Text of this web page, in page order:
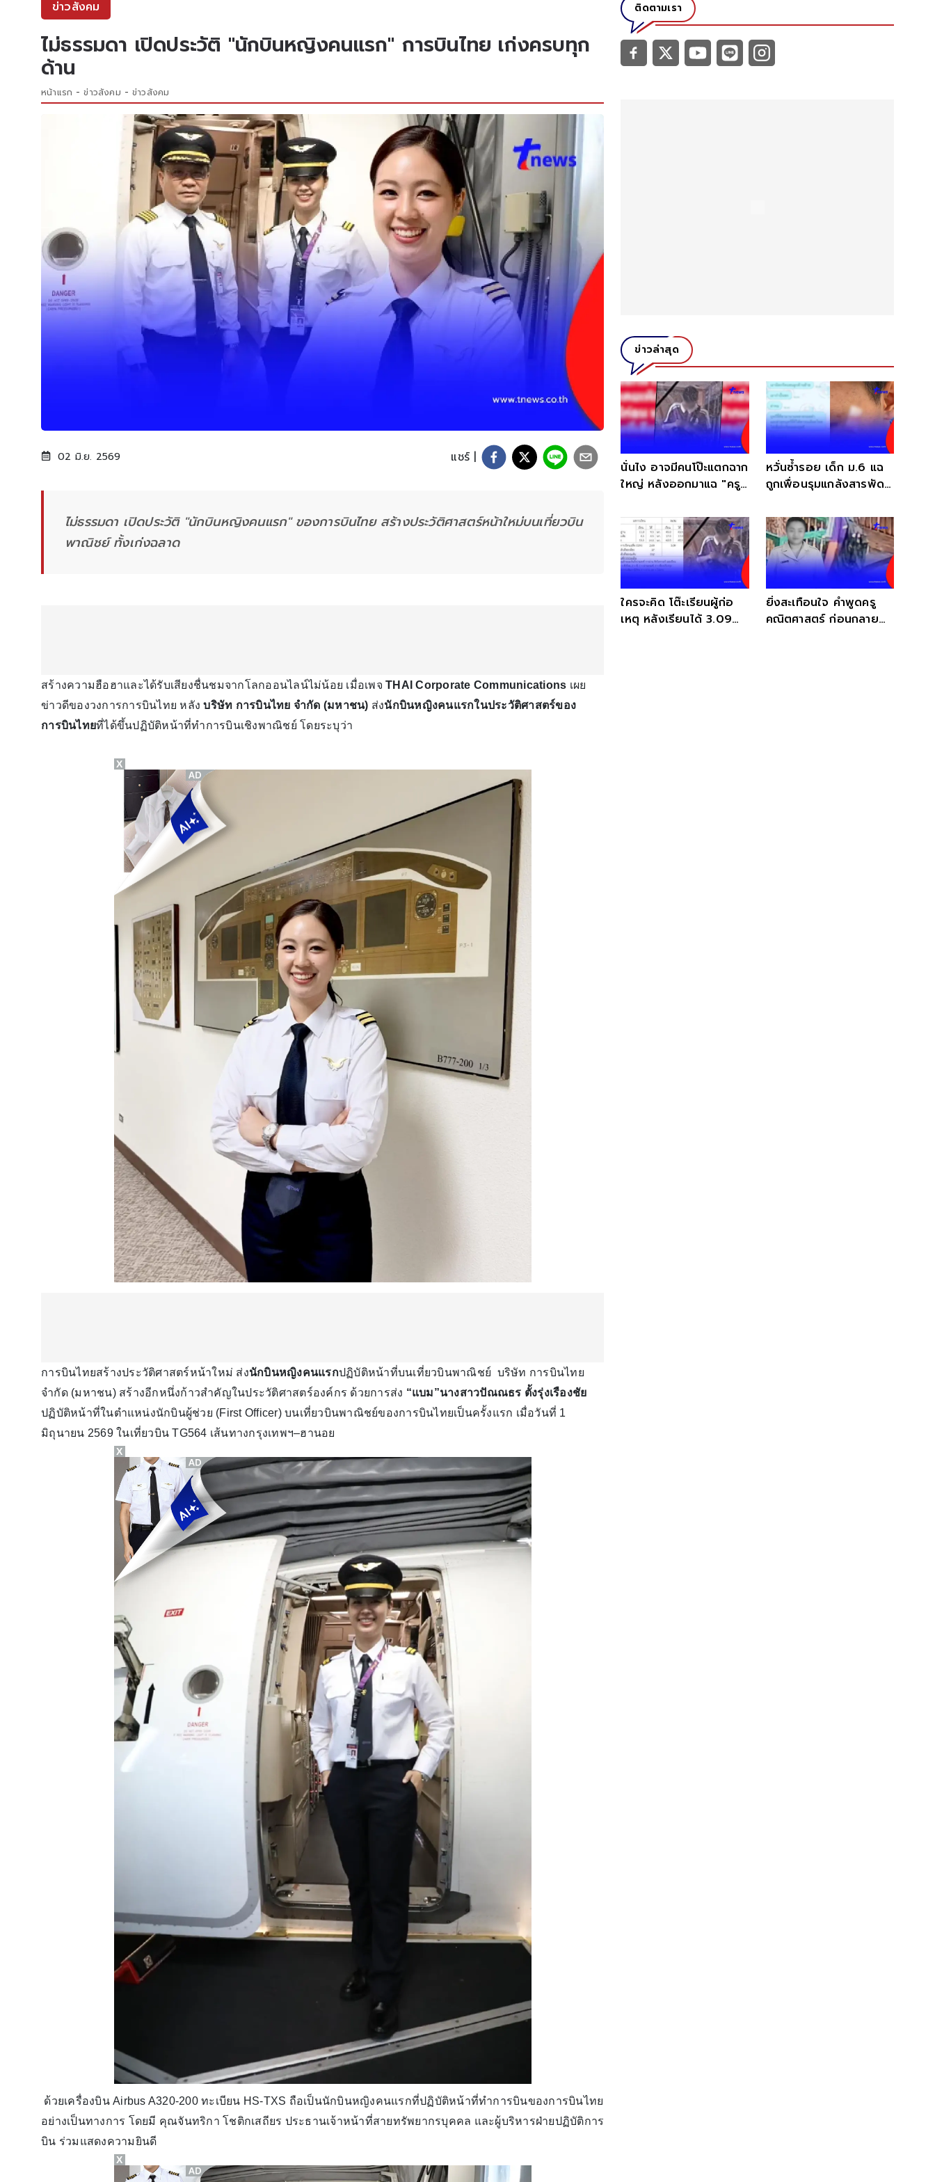
ข่าวสังคม
ไม่ธรรมดา เปิดประวัติ "นักบินหญิงคนแรก" การบินไทย เก่งครบทุก
ด้าน
หน้าแรก ข่าวสังคม ข่าวสังคม
02 มิ.ย. 2569 แชร์ |
ไม่ธรรมดา เปิดประวัติ "นักบินหญิงคนแรก" ของการบินไทย สร้างประวัติศาสตร์หน้าใหม่บนเที่ยวบิน
พาณิชย์ ทั้งเก่งฉลาด
สร้างความฮือฮาและได้รับเสียงชื่นชมจากโลกออนไลน์ไม่น้อย เมื่อเพจ THAI Corporate Communications เผย
ข่าวดีของวงการการบินไทย หลังบริษัท การบินไทย จำกัด (มหาชน) ส่งนักบินหญิงคนแรกในประวัติศาสตร์ของ
การบินไทยที่ได้ขึ้นปฏิบัติหน้าที่ทำการบินเชิงพาณิชย์ โดยระบุว่า
การบินไทยสร้างประวัติศาสตร์หน้าใหม่ ส่งนักบินหญิงคนแรกปฏิบัติหน้าที่บนเที่ยวบินพาณิชย์ บริษัท การบินไทย
จำกัด (มหาชน) สร้างอีกหนึ่งก้าวสำคัญในประวัติศาสตร์องค์กร ด้วยการส่ง “แบม”นางสาวปัณณธร ตั้งรุ่งเรืองชัย
ปฏิบัติหน้าที่ในตำแหน่งนักบินผู้ช่วย (First Officer) บนเที่ยวบินพาณิชย์ของการบินไทยเป็นครั้งแรก เมื่อวันที่ 1
มิถุนายน 2569 ในเที่ยวบิน TG564 เส้นทางกรุงเทพฯ–ฮานอย
ด้วยเครื่องบิน Airbus A320-200 ทะเบียน HS-TXS ถือเป็นนักบินหญิงคนแรกที่ปฏิบัติหน้าที่ทำการบินของการบินไทย
อย่างเป็นทางการ โดยมี คุณจันทริกา โชติกเสถียร ประธานเจ้าหน้าที่สายทรัพยากรบุคคล และผู้บริหารฝ่ายปฏิบัติการ
บิน ร่วมแสดงความยินดี
ติดตามเรา
ข่าวล่าสุด
นั่นไง อาจมีคนโป๊ะแตกฉาก
ใหญ่ หลังออกมาแฉ "ครู"
หวั่นซ้ำรอย เด็ก ม.6 แฉ
ถูกเพื่อนรุมแกล้งสารพัด
ใครจะคิด โต๊ะเรียนผู้ก่อ
เหตุ หลังเรียนได้ 3.09
ยิ่งสะเทือนใจ คำพูดครู
คณิตศาสตร์ ก่อนกลาย
X
X
X